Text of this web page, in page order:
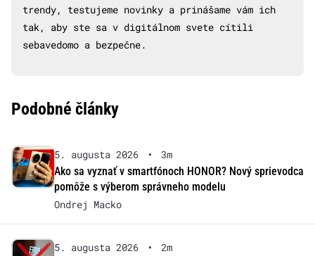
trendy, testujeme novinky a prinášame vám ich
tak, aby ste sa v digitálnom svete cítili
sebavedomo a bezpečne.
Podobné články
5. augusta 2026 •
3m
Ako sa vyznať v smartfónoch HONOR? Nový sprievodca
pomôže s výberom správneho modelu
Ondrej Macko
5. augusta 2026 •
2m